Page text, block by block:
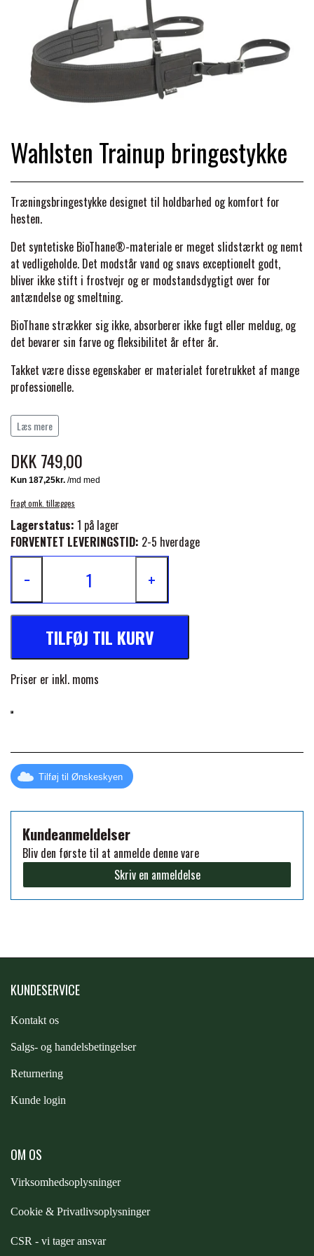
DÆKKENER & TILBEHØR
BANDAGER & BENBESKYTTELSE
TILSKUD & VITAMINER
LONGERING
PONY & SHETTY
TRANSPORT UDSTYR
TERAPI PRODUKTER
JAKKER & VESTE
SKO & STØVLER
HJELME
HANDSKER
STRØMPER
HUER & HALSTØRKLÆDER
STRIGLEKASSER & STALDSKABE
SÅRPLEJE & STALDAPOTEK
SHAMPOO & SHINER
HOVPLEJE
KLIPPEMASKINER & STØVSUGERE
INSEKTBESKYTTELSE
HESTEBOLCHER & TREATS
SKO & SMEDEVÆRKTØJ
TRAV & GALOP
SEJRSDÆKKENER
TRAVUDSTYR MED NAVN
GRIMER & TRÆKTOV
SELER & TILBEHØR
HOVEDLAG & TILBEHØR
GAMSCHER & BANDAGER
TRAVDÆKKEN & TILBEHØR
SKO & VÆRKTØJ
MONTÉ
GALOP
KRAFFT FODER
PREMIER EQUINE REGN - &
OVERGANGSDÆKKEN
PREMIER EQUINE STALDDÆKKEN
PREMIER EQUINE LINERS & DÆKKEN
TILBEHØR
PREMIER EQUINE INSEKTBESKYTTELSE
PREMIER EQUINE MAGNET & INFRARØD
PREMIER EQUINE GRIMER & TRÆKTOV
PREMIER EQUINE TRENSE & TILBEHØR
PREMIER EQUINE SADLER
PREMIER EQUINE SADELUNDERLAG
PREMIER EQUINE PADS
PREMIER EQUINE BENBESKYTTELSE
PREMIER EQUINE TRANSPORT
PREMIER EQUINE GROOMING & STALD
OUTLET
ANIMALINTEX®
BACK ON TRACK
CARR & DAY & MARTIN
FENWICK LIQUID TITANIUM®
FINNTACK
FORAN EQUINE
HAPPY MOUTH
JACKS
KÄLLQUIST EQUESTIAN
PREMIER EQUINE
RACING TACK
Wahlsten Trainup bringestykke
Træningsbringestykke designet til holdbarhed og komfort for
hesten.
Det syntetiske BioThane®-materiale er meget slidstærkt og nemt
at vedligeholde. Det modstår vand og snavs exceptionelt godt,
bliver ikke stift i frostvejr og er modstandsdygtigt over for
antændelse og smeltning.
BioThane strækker sig ikke, absorberer ikke fugt eller meldug, og
det bevarer sin farve og fleksibilitet år efter år.
Takket være disse egenskaber er materialet foretrukket af mange
professionelle.
Rustfri spænder sikrer langvarig ydeevne og sikker fastgørelse
under alle forhold. Et fremragende valg for trænere, der
Kan kombineres med Wahlsten pad til bringestykke.
Læs mere
DKK 749,00
Fragt omk. tillægges
Lagerstatus: 1 på lager
FORVENTET LEVERINGSTID: 2-5 hverdage
− +
TILFØJ TIL KURV
Priser er inkl. moms
Tilføj til Ønskeskyen
Kundeanmeldelser
Bliv den første til at anmelde denne vare
Skriv en anmeldelse
KUNDESERVICE
Kontakt os
Salgs- og handelsbetingelser
Returnering
Kunde login
OM OS
Virksomhedsoplysninger
Cookie & Privatlivsoplysninger
CSR - vi tager ansvar